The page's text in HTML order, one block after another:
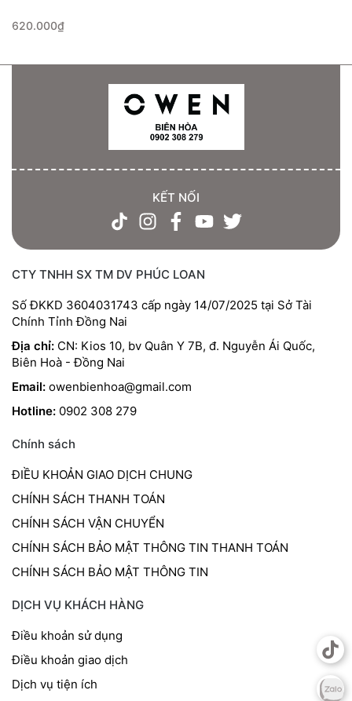
620.000₫
KẾT NỐI
CTY TNHH SX TM DV PHÚC LOAN
Số ĐKKD 3604031743 cấp ngày 14/07/2025 tại Sở Tài
Chính Tỉnh Đồng Nai
Địa chỉ: CN: Kios 10, bv Quân Y 7B, đ. Nguyễn Ái Quốc,
Biên Hoà - Đồng Nai
Email: owenbienhoa@gmail.com
Hotline: 0902 308 279
Chính sách
ĐIỀU KHOẢN GIAO DỊCH CHUNG
CHÍNH SÁCH THANH TOÁN
CHÍNH SÁCH VẬN CHUYỂN
CHÍNH SÁCH BẢO MẬT THÔNG TIN THANH TOÁN
CHÍNH SÁCH BẢO MẬT THÔNG TIN
DỊCH VỤ KHÁCH HÀNG
Điều khoản sử dụng
Điều khoản giao dịch
Dịch vụ tiện ích